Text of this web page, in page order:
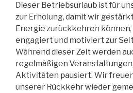
Dieser Betriebsurlaub ist für
zur Erholung, damit wir
Energie zurückkehren
engagiert und motiviert zur
Während dieser Zeit werden
regelmäßigen
Aktivitäten pausiert. Wir freuen
unserer Rückkehr wieder